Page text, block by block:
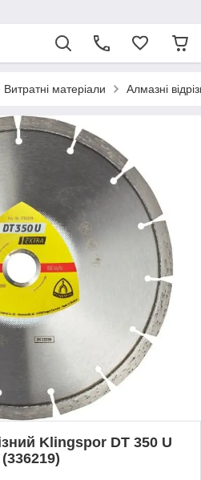
Витратні матеріали Алмазні
Klingspor DT 350 U